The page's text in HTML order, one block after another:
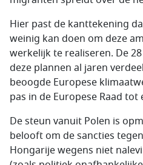
Hier past de kanttekening
weinig kan doen om deze
werkelijk te realiseren. De
deze plannen al jaren
beoogde Europese
pas in de Europese Raad
De steun vanuit Polen is
belooft om de sancties
Hongarije wegens niet